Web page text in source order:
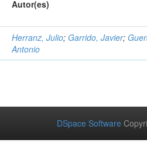
Autor(es)
Herranz, Julio; Garrido, Javier;
Antonio
DSpace Software